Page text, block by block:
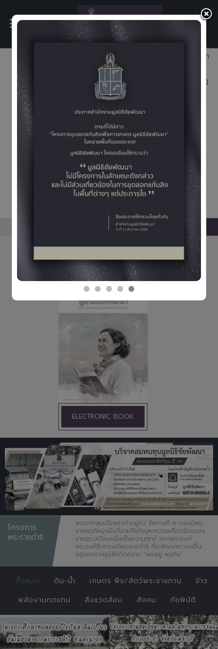
สมเด็จพระกนิษฐาธิราชเจ้า
กุมารี ทรงเปิดงาน “60 ปี
สมเด็จพระกนิษฐาธิราช
รัตนราชสุดา ฯ สยามบรมราชกุมารี ทรงเปิดงาน “60 ปี ปลา
นิลพระราชทานเพื่อปวงชนชาวไทย” วันที่ 13 มีนาคม 2569
สยามบรมราชกุมารี เสด็จพระราชดำเนินไปทรงเป็นองค์ประธาน
ในพิธีเปิดงาน “60 ปี ปลานิลพระราชทานเพื่อปวงชนชาวไทย”
โดยมีนายสุเมธ ตันติเวชกุล ...
ข่าวทั้งหมด
วารสารมูลนิธิชัยพัฒนา
ELECTRONIC BOOK
โครงการ
พระราชดำริ
พระบาทสมเด็จพระเจ้าอยู่หัว รัชกาลที่ ๙ ทรงมีพระ
ราชหฤทัยมุ่งมั่นที่จะแก้ไขปัญหาความเดือดร้อนของ
ราษฏรเสมือนหนึ่งเป็นความทุกข์ ของพระองค์
พระองค์จึงทรงมีพระราชดำริ ที่จะพัฒนาความเป็น
อยู่ของราษฎรให้เกิดความ "พออยู่ พอกิน”
ทั้งหมด ดิน-น้ำ เกษตร พืช/สัตว์พระราชทาน
ข้าว
พลังงานทดแทน
สิ่งแวดล้อม สังคม ภัยพิบัติ